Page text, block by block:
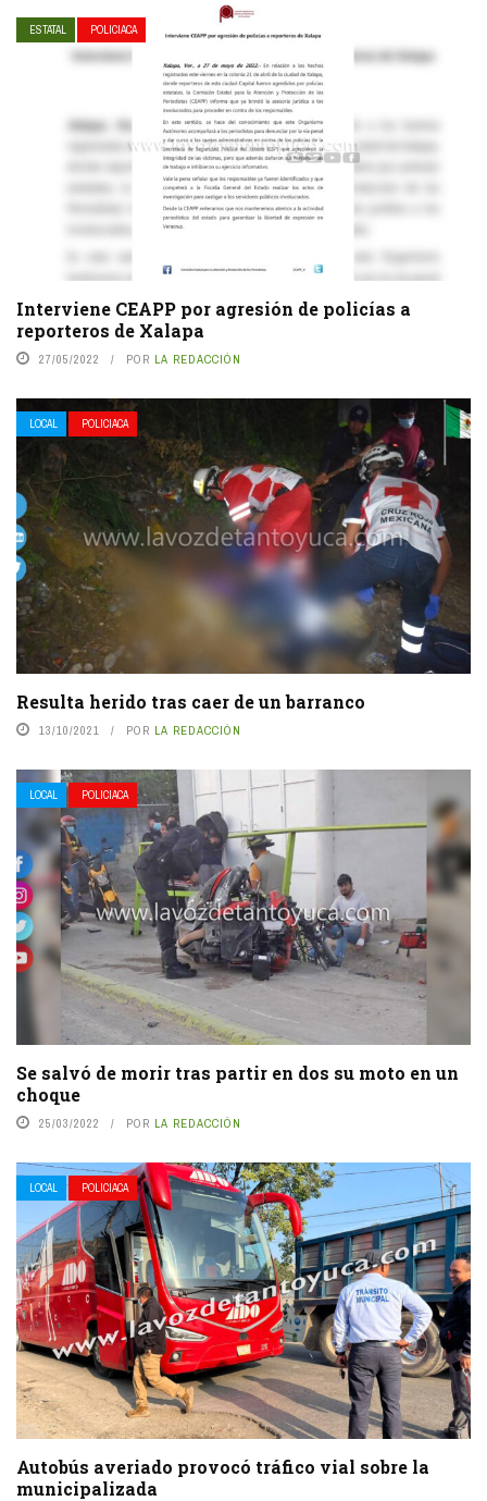
ESTATAL POLICIACA
Interviene CEAPP por agresión de policías a
reporteros de Xalapa
27/05/2022 POR LA REDACCIÓN
LOCAL POLICIACA
Resulta herido tras caer de un barranco
13/10/2021 POR LA REDACCIÓN
LOCAL POLICIACA
Se salvó de morir tras partir en dos su moto en un
choque
25/03/2022 POR LA REDACCIÓN
LOCAL POLICIACA
Autobús averiado provocó tráfico vial sobre la
municipalizada